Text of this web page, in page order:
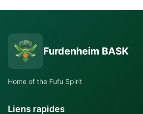
Furdenheim BASK
Home of the Fufu Spirit
Liens rapides